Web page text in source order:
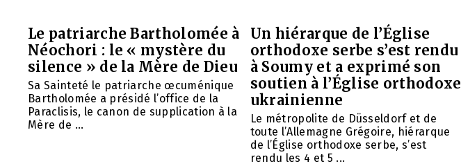
Le patriarche Bartholomée à
Néochori : le « mystère du
silence » de la Mère de Dieu
Sa Sainteté le patriarche œcuménique
Bartholomée a présidé l’office de la
Paraclisis, le canon de supplication à la
Mère de ...
Un hiérarque de l’Église
orthodoxe serbe s’est rendu
à Soumy et a exprimé son
soutien à l’Église orthodoxe
ukrainienne
Le métropolite de Düsseldorf et de
toute l’Allemagne Grégoire, hiérarque
de l’Église orthodoxe serbe, s’est
rendu les 4 et 5 ...